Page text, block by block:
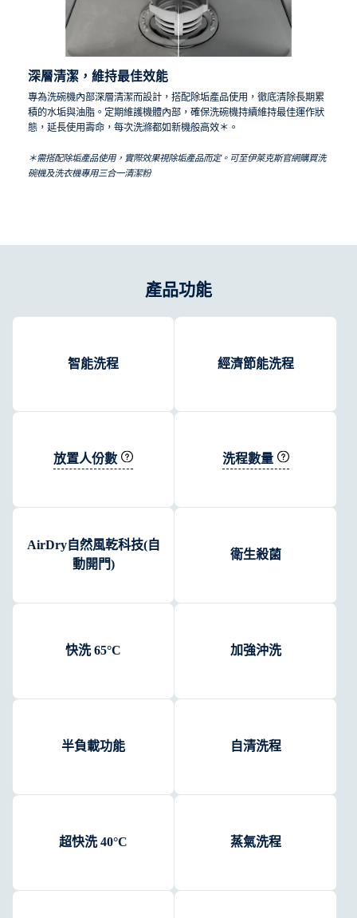
深層清潔，維持最佳效能
專為洗碗機內部深層清潔而設計，搭配除垢產品使用，徹底清除長期累
積的水垢與油脂。定期維護機體內部，確保洗碗機持續維持最佳運作狀
態，延長使用壽命，每次洗滌都如新機般高效＊。
＊需搭配除垢產品使用，實際效果視除垢產品而定。可至伊萊克斯官網購買洗
碗機及洗衣機專用三合一清潔粉
產品功能
智能洗程 經濟節能洗程
放置人份數 洗程數量
AirDry自然風乾科技(自
動開門)
衛生殺菌
快洗 65°C 加強沖洗
半負載功能 自清洗程
超快洗 40°C 蒸氣洗程